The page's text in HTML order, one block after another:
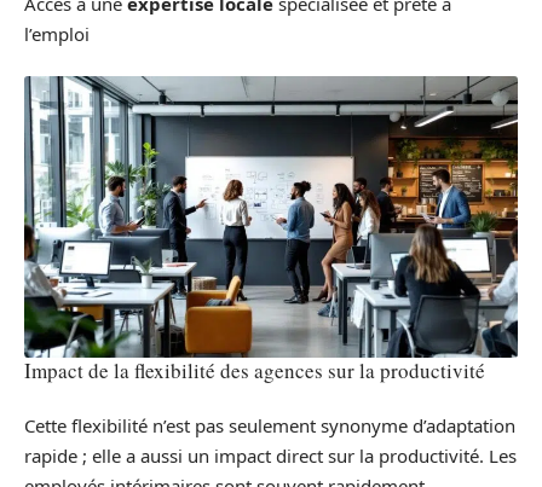
l’emploi
Impact de la flexibilité des agences sur la productivité
Cette flexibilité n’est pas seulement synonyme d’adaptation
rapide ; elle a aussi un impact direct sur la productivité. Les